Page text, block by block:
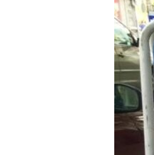
УКРАЇНСЬКА ПРОБЛЕМА КРИМУ